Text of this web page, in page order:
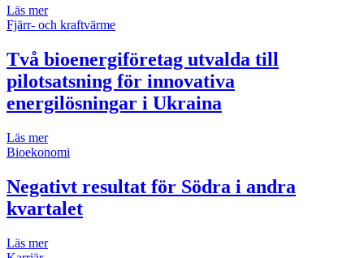
Läs mer
Fjärr- och kraftvärme
Två bioenergiföretag utvalda till
pilotsatsning för innovativa
energilösningar i Ukraina
Läs mer
Bioekonomi
Negativt resultat för Södra i andra
kvartalet
Läs mer